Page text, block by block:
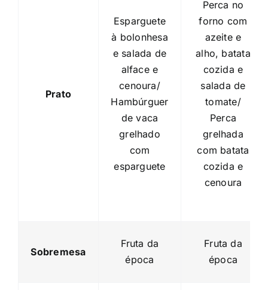
Prato
Esparguete
à bolonhesa
e salada de
alface e
cenoura/
Hambúrguer
de vaca
grelhado
com
esparguete
Perca no
forno com
azeite e
alho, batata
cozida e
salada de
tomate/
Perca
grelhada
com batata
cozida e
cenoura
Sobremesa
Fruta da
época
Fruta da
época